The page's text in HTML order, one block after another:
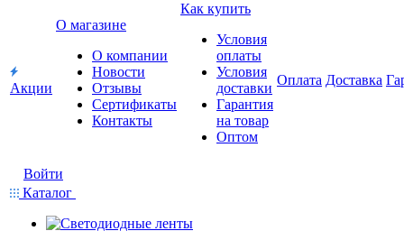
Акции
О магазине
О компании
Новости
Отзывы
Сертификаты
Контакты
Как купить
Условия
оплаты
Условия
доставки
Гарантия
на товар
Оптом
Оплата Доставка
Войти
Каталог